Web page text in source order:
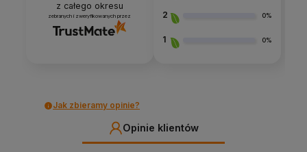
z całego okresu
zebranych i zweryfikowanych przez 2 0%
1 0%
Jak zbieramy opinie?
Opinie klientów